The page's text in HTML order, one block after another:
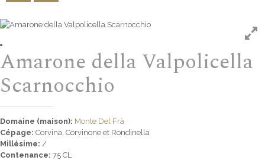
Amarone della Valpolicella
Scarnocchio
Domaine (maison): Monte Del Frà
Cépage: Corvina, Corvinone et Rondinella
Millésime: /
Contenance: 75 CL